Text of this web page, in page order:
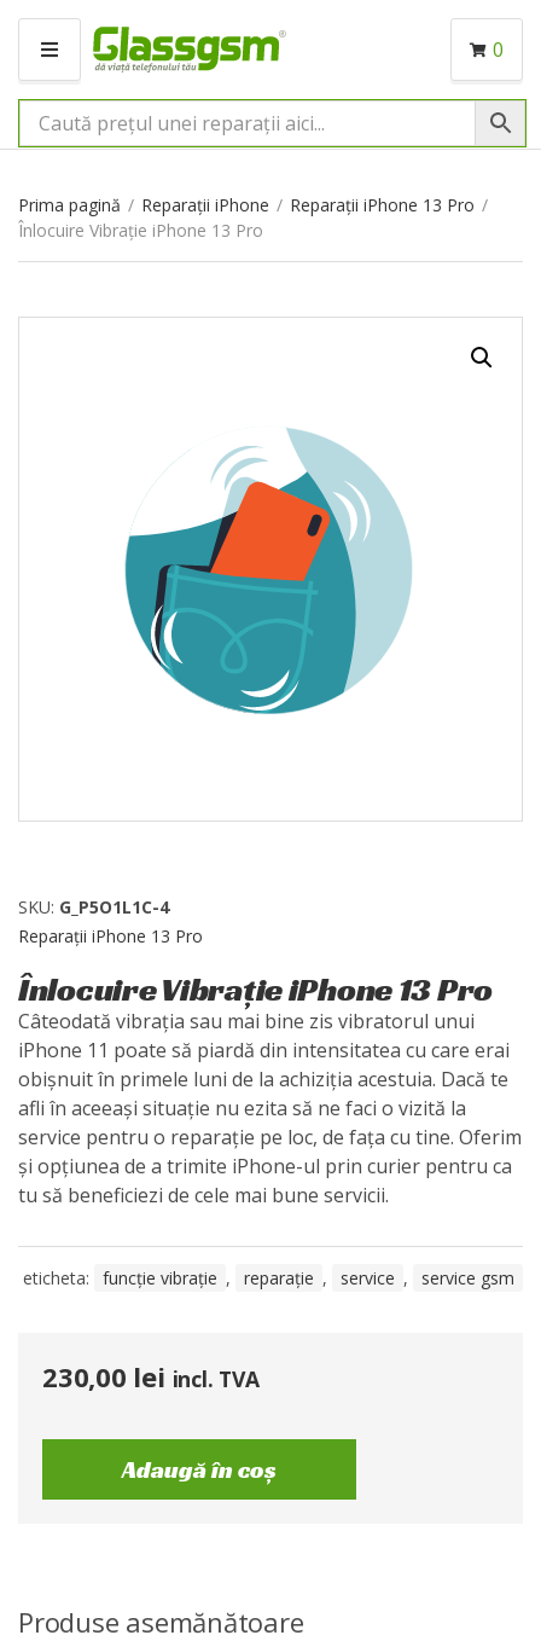
M
N
I
0
Prima pagină / Reparații iPhone / Reparații iPhone 13 Pro /
Înlocuire Vibrație iPhone 13 Pro
SKU: G_P5O1L1C-4
Reparații iPhone 13 Pro
Înlocuire Vibrație iPhone 13 Pro
Câteodată vibrația sau mai bine zis vibratorul unui
iPhone 11 poate să piardă din intensitatea cu care erai
obișnuit în primele luni de la achiziția acestuia. Dacă te
afli în aceeași situație nu ezita să ne faci o vizită la
service pentru o reparație pe loc, de fața cu tine. Oferim
și opțiunea de a trimite iPhone-ul prin curier pentru ca
tu să beneficiezi de cele mai bune servicii.
eticheta: funcție vibrație , reparație , service , service gsm
230,00 lei incl. TVA
Adaugă în coș
Produse asemănătoare